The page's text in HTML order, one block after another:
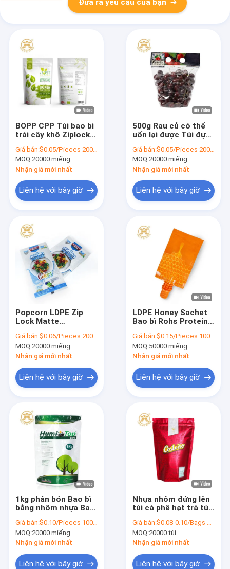
Sản phẩm
Về chúng tôi
Chuyến tham quan nhà máy
Tin tức
Các trường hợp
Đưa ra yêu cầu của bạn
BOPP CPP Túi bao bì
trái cây khô Ziplockk
thực phẩm Kẹo bột
Giá bán:$0.05/Pieces 20000-99999 Pieces
MOQ:20000 miếng
Nhận giá mới nhất
Liên hệ với bây giờ
500g Rau củ có thể
uốn lại được Túi đựng
Túi có dây kéo Lên
trên
Giá bán:$0.05/Pieces 20000-99999 Pieces
MOQ:20000 miếng
Nhận giá mới nhất
Liên hệ với bây giờ
Popcorn LDPE Zip
Lock Matte
Stand Up Pouch 3
Side Seal Flat Pouch
Odm
Giá bán:$0.06/Pieces 20000-99999 Pieces
MOQ:20000 miếng
Nhận giá mới nhất
Liên hệ với bây giờ
LDPE Honey Sachet
Bao bì Rohs Protein
lên Túi có vòi
Giá bán:$0.15/Pieces 10000-99999 Pieces
MOQ:50000 miếng
Nhận giá mới nhất
Liên hệ với bây giờ
1kg phân bón Bao bì
bằng nhôm nhựa Bao
Ziplockk SGS
Giá bán:$0.10/Pieces 10000-99999 Pieces
MOQ:20000 miếng
Nhận giá mới nhất
Liên hệ với bây giờ
Nhựa nhôm đứng lên
túi cà phê hạt trà túi
túi đóng gói tự đứng
Giá bán:$0.08-0.10/Bags 10000-99999 Bags
MOQ:20000 túi
Nhận giá mới nhất
Liên hệ với bây giờ